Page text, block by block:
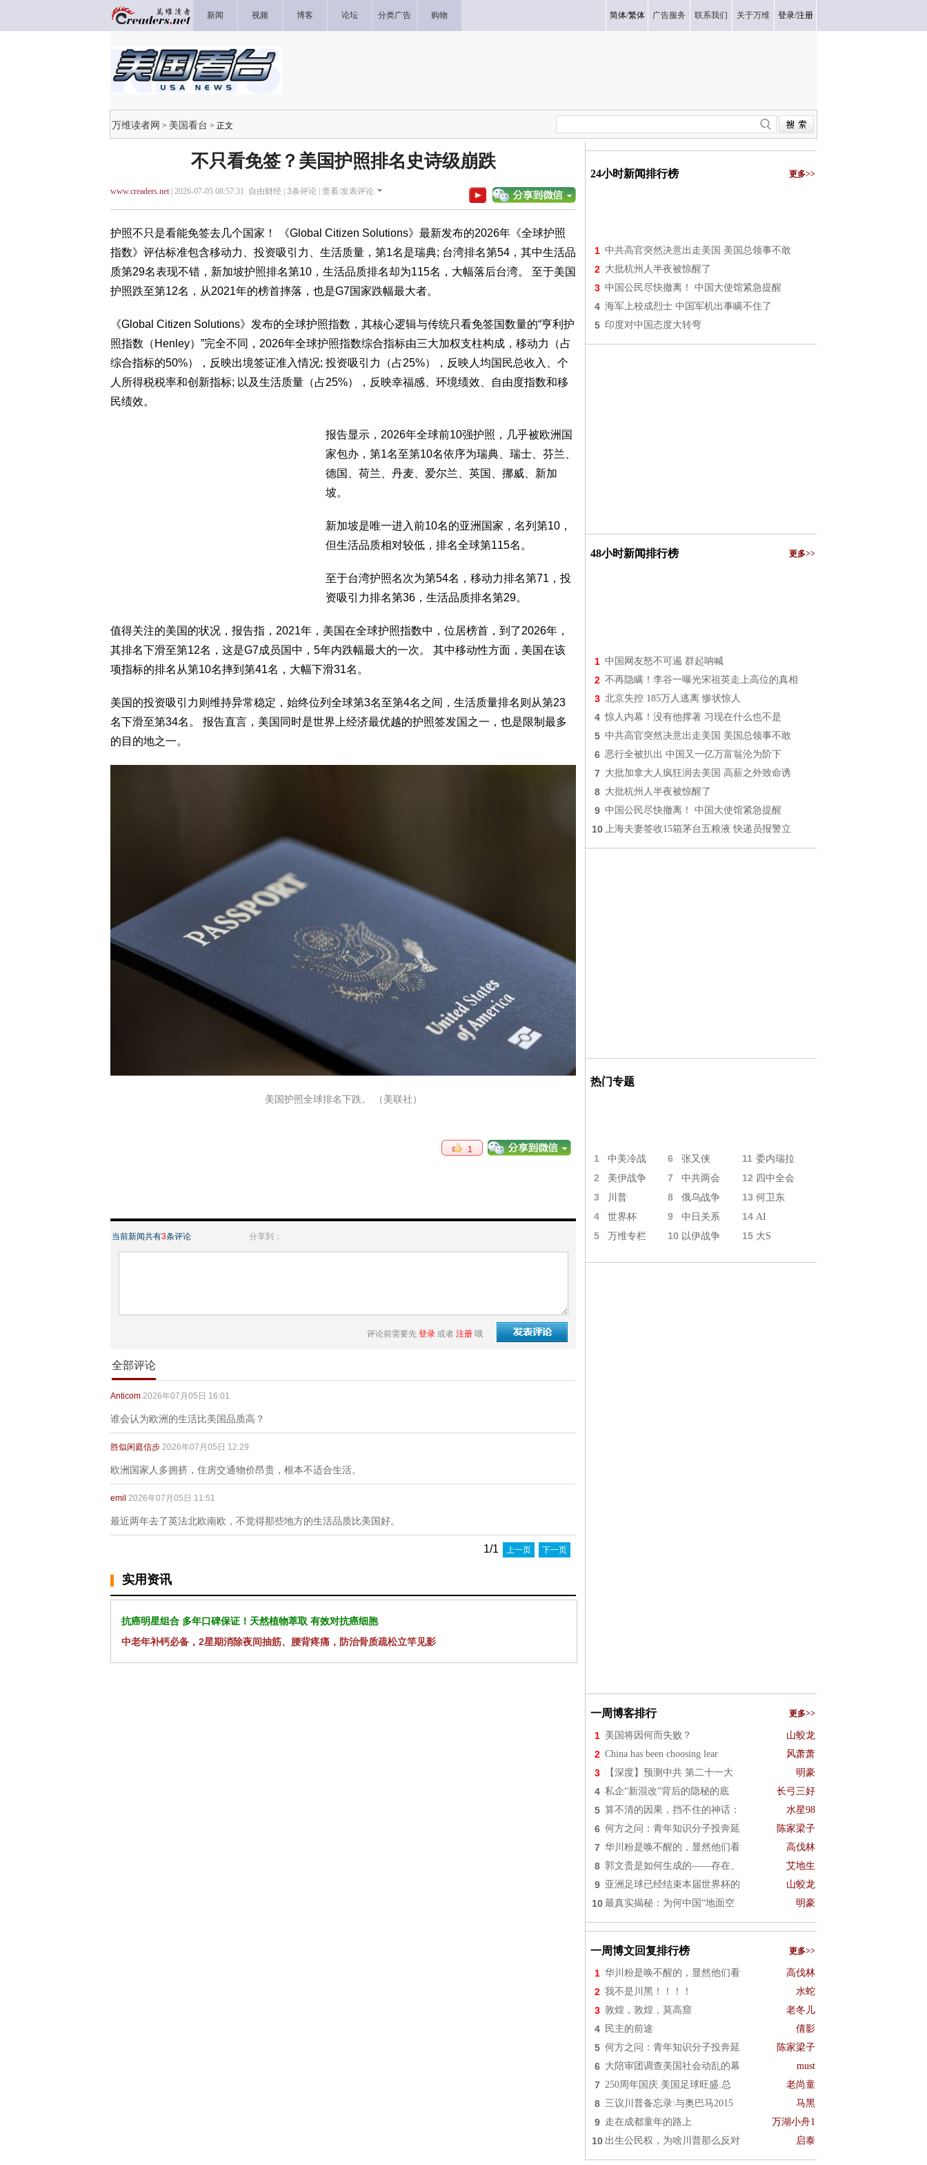
新闻 视频 博客 论坛 分类广告 购物 简体/繁体 广告服务 联系我们 关于万维 登录/注册
万维读者网 > 美国看台 > 正文
不只看免签？美国护照排名史诗级崩跌
www.creaders.net| 2026-07-05 08:57:31 自由财经 | 3条评论 | 查看/发表评论
护照不只是看能免签去几个国家！ 《Global Citizen Solutions》最新发布的2026年《全球护照
指数》评估标准包含移动力、投资吸引力、生活质量，第1名是瑞典; 台湾排名第54，其中生活品
质第29名表现不错，新加坡护照排名第10，生活品质排名却为115名，大幅落后台湾。 至于美国
护照跌至第12名，从2021年的榜首摔落，也是G7国家跌幅最大者。
《Global Citizen Solutions》发布的全球护照指数，其核心逻辑与传统只看免签国数量的“亨利护
照指数（Henley）”完全不同，2026年全球护照指数综合指标由三大加权支柱构成，移动力（占
综合指标的50%），反映出境签证准入情况; 投资吸引力（占25%），反映人均国民总收入、个
人所得税税率和创新指标; 以及生活质量（占25%），反映幸福感、环境绩效、自由度指数和移
民绩效。
报告显示，2026年全球前10强护照，几乎被欧洲国
家包办，第1名至第10名依序为瑞典、瑞士、芬兰、
德国、荷兰、丹麦、爱尔兰、英国、挪威、新加
坡。
新加坡是唯一进入前10名的亚洲国家，名列第10，
但生活品质相对较低，排名全球第115名。
至于台湾护照名次为第54名，移动力排名第71，投
资吸引力排名第36，生活品质排名第29。
值得关注的美国的状况，报告指，2021年，美国在全球护照指数中，位居榜首，到了2026年，
其排名下滑至第12名，这是G7成员国中，5年内跌幅最大的一次。 其中移动性方面，美国在该
项指标的排名从第10名摔到第41名，大幅下滑31名。
美国的投资吸引力则维持异常稳定，始终位列全球第3名至第4名之间，生活质量排名则从第23
名下滑至第34名。 报告直言，美国同时是世界上经济最优越的护照签发国之一，也是限制最多
的目的地之一。
美国护照全球排名下跌。 （美联社）
1
当前新闻共有3条评论 分享到：
评论前需要先 登录 或者 注册 哦
全部评论
Anticom 2026年07月05日 16:01
谁会认为欧洲的生活比美国品质高？
胜似闲庭信步 2026年07月05日 12:29
欧洲国家人多拥挤，住房交通物价昂贵，根本不适合生活。
emil 2026年07月05日 11:51
最近两年去了英法北欧南欧，不觉得那些地方的生活品质比美国好。
1/1 上一页 下一页
实用资讯
抗癌明星组合 多年口碑保证！天然植物萃取 有效对抗癌细胞
中老年补钙必备，2星期消除夜间抽筋、腰背疼痛，防治骨质疏松立竿见影
24小时新闻排行榜 更多>>
1 中共高官突然决意出走美国 美国总领事不敢
2 大批杭州人半夜被惊醒了
3 中国公民尽快撤离！ 中国大使馆紧急提醒
4 海军上校成烈士 中国军机出事瞒不住了
5 印度对中国态度大转弯
48小时新闻排行榜 更多>>
1 中国网友怒不可遏 群起呐喊
2 不再隐瞒！李谷一曝光宋祖英走上高位的真相
3 北京失控 185万人逃离 惨状惊人
4 惊人内幕！没有他撑著 习现在什么也不是
5 中共高官突然决意出走美国 美国总领事不敢
6 恶行全被扒出 中国又一亿万富翁沦为阶下
7 大批加拿大人疯狂润去美国 高薪之外致命诱
8 大批杭州人半夜被惊醒了
9 中国公民尽快撤离！ 中国大使馆紧急提醒
10 上海夫妻签收15箱茅台五粮液 快递员报警立
热门专题
1 中美冷战 6 张又侠 11 委内瑞拉
2 美伊战争 7 中共两会 12 四中全会
3 川普 8 俄乌战争 13 何卫东
4 世界杯 9 中日关系 14 AI
5 万维专栏 10 以伊战争 15 大S
一周博客排行 更多>>
1 美国将因何而失败？ 山蛟龙
2 China has been choosing lear 风萧萧
3 【深度】预测中共 第二十一大 明豪
4 私企“新混改”背后的隐秘的底 长弓三好
5 算不清的因果，挡不住的神话： 水星98
6 何方之问：青年知识分子投奔延 陈家梁子
7 华川粉是唤不醒的，显然他们看 高伐林
8 郭文贵是如何生成的——存在、 艾地生
9 亚洲足球已经结束本届世界杯的 山蛟龙
10 最真实揭秘：为何中国“地面空 明豪
一周博文回复排行榜 更多>>
1 华川粉是唤不醒的，显然他们看 高伐林
2 我不是川黑！！！！ 水蛇
3 敦煌，敦煌，莫高窟 老冬儿
4 民主的前途 倩影
5 何方之问：青年知识分子投奔延 陈家梁子
6 大陪审团调查美国社会动乱的幕 must
7 250周年国庆.美国足球旺盛.总 老尚童
8 三议川普备忘录:与奥巴马2015 马黑
9 走在成都童年的路上 万湖小舟1
10 出生公民权，为啥川普那么反对 启泰